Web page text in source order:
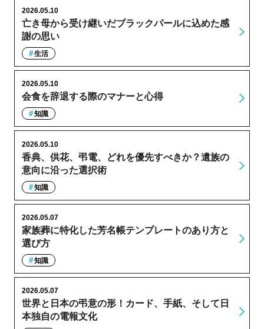
亡き母から受け継いだブラックパールに込めた感
謝の思い
2026.05.10
生活
会食を辞退する際のマナーと心得
2026.05.10
知識
香典、供花、弔電、どれを優先すべきか？遺族の
意向に沿った選択術
2026.05.10
知識
家族葬に特化した芳名帳テンプレートのあり方と
選び方
2026.05.07
知識
世界と日本の弔意の形！カード、手紙、そして日
本独自の電報文化
2026.05.07